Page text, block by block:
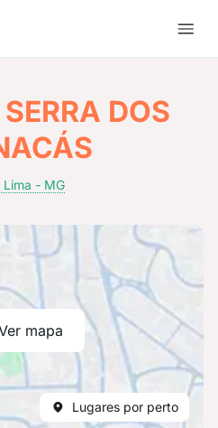
SERRA DOS
Lima - MG
mapa
Lugares por perto